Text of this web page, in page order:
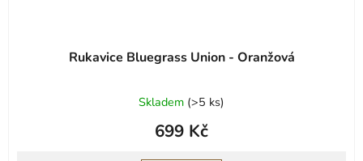
Rukavice Bluegrass Union - Oranžová
Skladem (>5 ks)
699 Kč